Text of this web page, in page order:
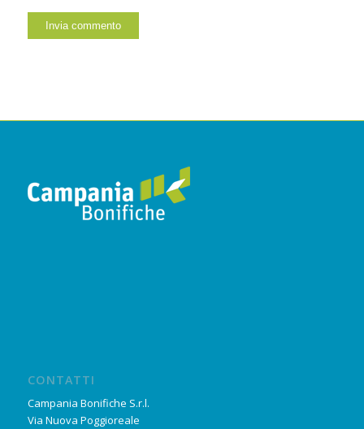
CONTATTI
Campania Bonifiche S.r.l.
Via Nuova Poggioreale